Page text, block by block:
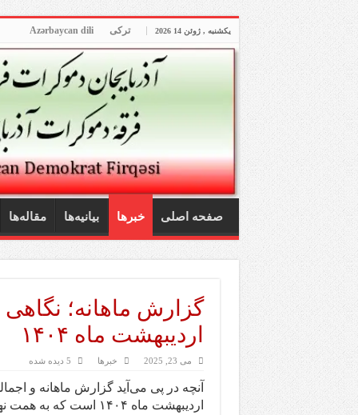
یکشنبه , ژوئن 14 2026 ترکی Azərbaycan dili
صفحه اصلی خبرها بیانیه‌ها مقاله‌ها
گزارش ماهانه؛
اردیبهشت ماه ۱۴۰۴
می 23, 2025 خبرها 5 دیده شده
آنچه در پی می‌آید گزارش ماهانه و
اردیبهشت ماه ۱۴۰۴